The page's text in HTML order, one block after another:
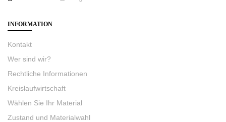
INFORMATION
Kontakt
Wer sind wir?
Rechtliche Informationen
Kreislaufwirtschaft
Wählen Sie Ihr Material
Zustand und Materialwahl